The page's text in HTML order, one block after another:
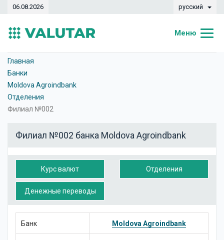
06.08.2026 русский
Меню
Денежные переводы
Новости
Главная
Банки
Moldova Agroindbank
Отделения
Филиал №002
Филиал №002 банка Moldova Agroindbank
Курс валют Отделения
Денежные переводы
Банк Moldova Agroindbank